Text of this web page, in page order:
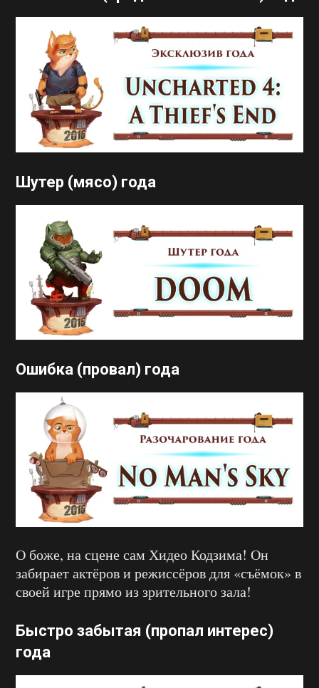
Шутер (мясо) года
Ошибка (провал) года
О боже, на сцене сам Хидео Кодзима! Он
забирает актёров и режиссёров для «съёмок» в
своей игре прямо из зрительного зала!
Быстро забытая (пропал интерес)
года